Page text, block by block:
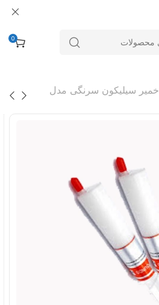
0
خمیر سیلیکون سرنگی مدل